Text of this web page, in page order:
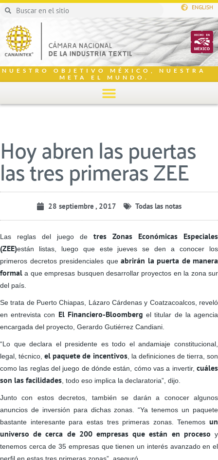
ENGLISH
NUESTRO OBJETIVO MÉXICO, NUESTRA
META EL MUNDO.
Hoy abren las puertas
las tres primeras ZEE
28 septiembre , 2017 Todas las notas
Las reglas del juego de tres Zonas Económicas Especiales
(ZEE)están listas, luego que este jueves se den a conocer los
primeros decretos presidenciales queabrirán la puerta de manera
formal a que empresas busquen desarrollar proyectos en la zona sur
del país.
Se trata de Puerto Chiapas, Lázaro Cárdenas y Coatzacoalcos, reveló
en entrevista con El Financiero-Bloomberg el titular de la agencia
encargada del proyecto, Gerardo Gutiérrez Candiani.
“Lo que declara el presidente es todo el andamiaje constitucional,
legal, técnico,el paquete de incentivos, la definiciones de tierra, son
como las reglas del juego de dónde están, cómo vas a invertir, cuáles
son las facilidades , todo eso implica la declaratoria”, dijo.
Junto con estos decretos, también se darán a conocer algunos
anuncios de inversión para dichas zonas. “Ya tenemos un paquete
bastante interesante para estas tres primeras zonas. Tenemos un
universo de cerca de 200 empresas que están en proceso y
tenemos cerca de 35 empresas que tienen un interés avanzado en el